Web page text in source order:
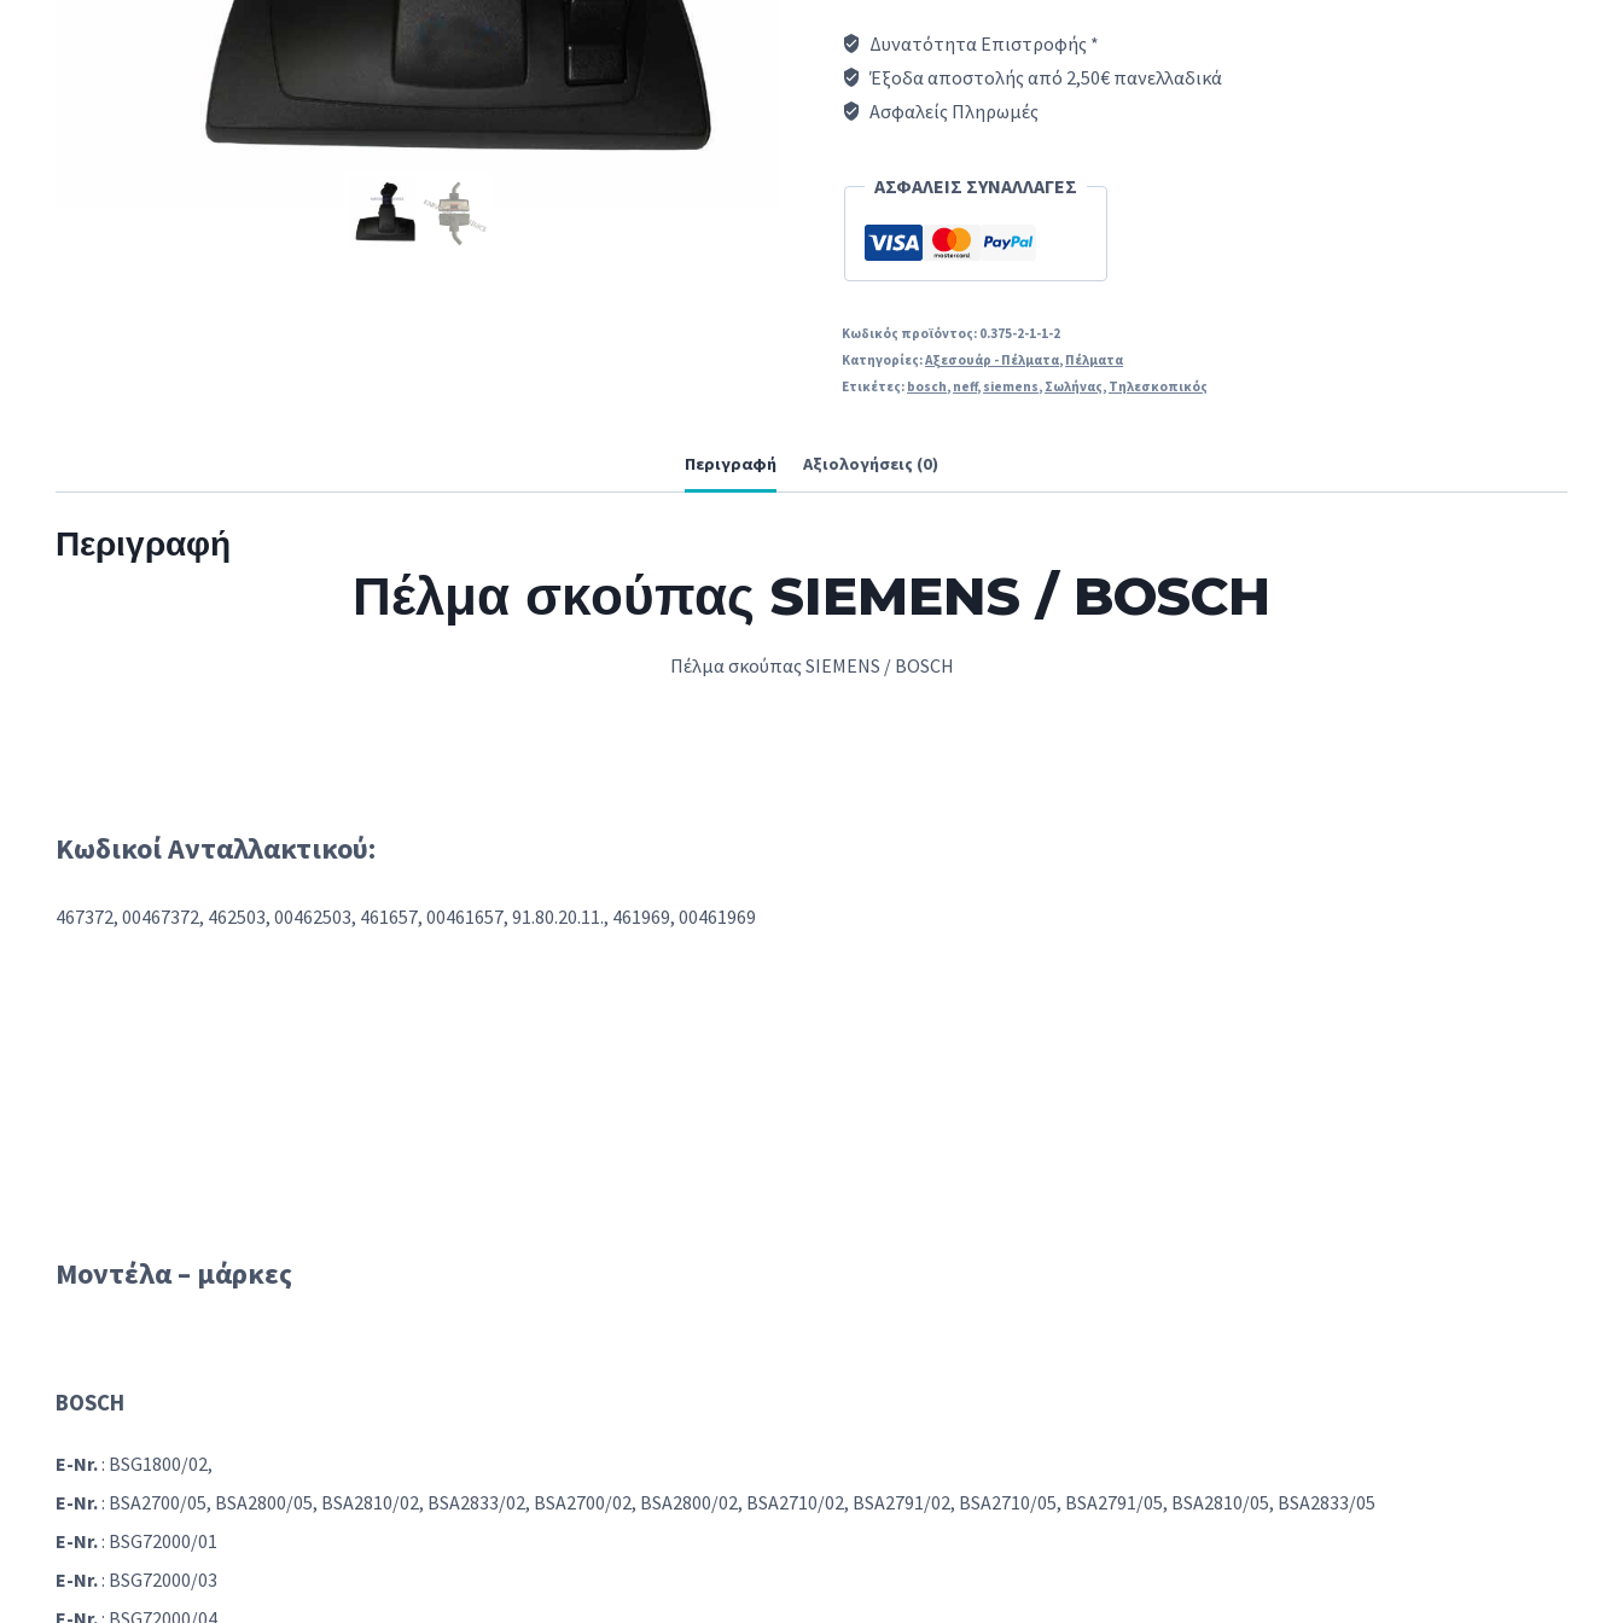
/
BOSCH
ποσότητα
Δυνατότητα Επιστροφής *
Έξοδα αποστολής από 2,50€ πανελλαδικά
Ασφαλείς Πληρωμές
ΑΣΦΑΛΕΙΣ ΣΥΝΑΛΛΑΓΕΣ
Κωδικός προϊόντος: 0.375-2-1-1-2
Κατηγορίες:Αξεσουάρ - Πέλματα, Πέλματα
Ετικέτες: bosch, neff, siemens, Σωλήνας, Τηλεσκοπικός
Περιγραφή Αξιολογήσεις (0)
Περιγραφή
Πέλμα σκούπας SIEMENS / BOSCH
Πέλμα σκούπας SIEMENS / BOSCH
Κωδικοί Ανταλλακτικού:
467372, 00467372, 462503, 00462503, 461657, 00461657, 91.80.20.11., 461969, 00461969
Μοντέλα – μάρκες
BOSCH
E-Nr.: BSG1800/02,
E-Nr.: BSA2700/05, BSA2800/05, BSA2810/02, BSA2833/02, BSA2700/02, BSA2800/02, BSA2710/02, BSA2791/02, BSA2710/05, BSA2791/05, BSA2810/05, BSA2833/05
E-Nr.: BSG72000/01
E-Nr.: BSG72000/03